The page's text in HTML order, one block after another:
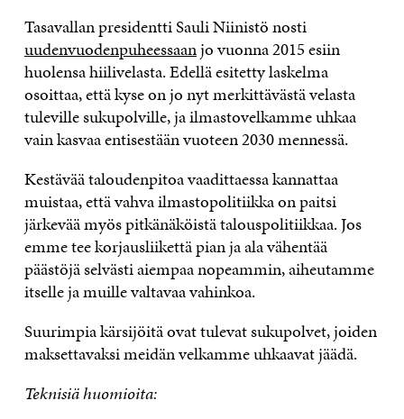
Tasavallan presidentti Sauli Niinistö nosti
uudenvuodenpuheessaanjo vuonna 2015 esiin
huolensa hiilivelasta. Edellä esitetty laskelma
osoittaa, että kyse on jo nyt merkittävästä velasta
tuleville sukupolville, ja ilmastovelkamme uhkaa
vain kasvaa entisestään vuoteen 2030 mennessä.
Kestävää taloudenpitoa vaadittaessa kannattaa
muistaa, että vahva ilmastopolitiikka on paitsi
järkevää myös pitkänäköistä talouspolitiikkaa. Jos
emme tee korjausliikettä pian ja ala vähentää
päästöjä selvästi aiempaa nopeammin, aiheutamme
itselle ja muille valtavaa vahinkoa.
Suurimpia kärsijöitä ovat tulevat sukupolvet, joiden
maksettavaksi meidän velkamme uhkaavat jäädä.
Teknisiä huomioita: